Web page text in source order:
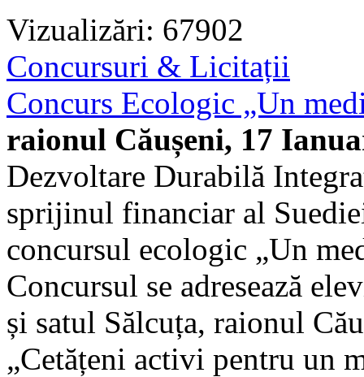
Vizualizări: 67902
Concursuri & Licitații
Concurs Ecologic „Un
raionul Căușeni, 17
Dezvoltare Durabilă
sprijinul financiar al
concursul ecologic „Un
Concursul se adresează
și satul Sălcuța, raionul
„Cetățeni activi pentru un